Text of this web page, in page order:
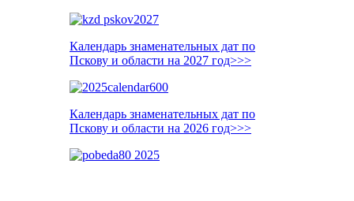
Календарь знаменательных дат по
Пскову и области на 2027 год>>>
Календарь знаменательных дат по
Пскову и области на 2026 год>>>